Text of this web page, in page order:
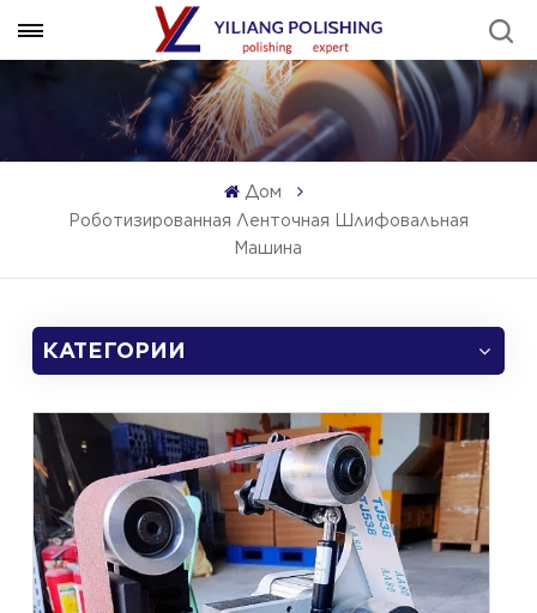
Дом
Роботизированная Ленточная Шлифовальная
Машина
КАТЕГОРИИ